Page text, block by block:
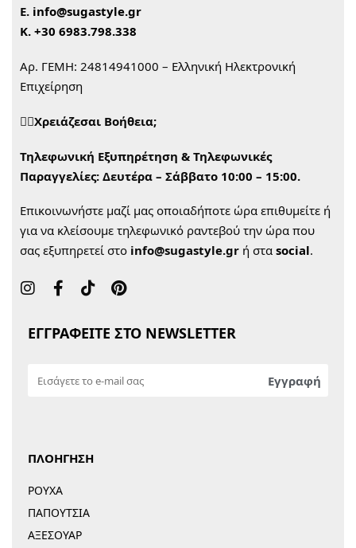
Ε. info@sugastyle.gr
Κ. +30 6983.798.338
Αρ. ΓΕΜΗ: 24814941000 – Ελληνική Ηλεκτρονική
Επιχείρηση
🙋‍♀️Χρειάζεσαι Βοήθεια;
Τηλεφωνική Εξυπηρέτηση & Τηλεφωνικές
Παραγγελίες: Δευτέρα – Σάββατο 10:00 – 15:00.
Επικοινωνήστε μαζί μας οποιαδήποτε ώρα επιθυμείτε ή
για να κλείσουμε τηλεφωνικό ραντεβού την ώρα που
σας εξυπηρετεί στο info@sugastyle.gr ή στα social.
ΕΓΓΡΑΦΕΙΤΕ ΣΤΟ NEWSLETTER
ΠΛΟΗΓΗΣΗ
ΡΟΥΧΑ
ΠΑΠΟΥΤΣΙΑ
ΑΞΕΣΟΥΑΡ